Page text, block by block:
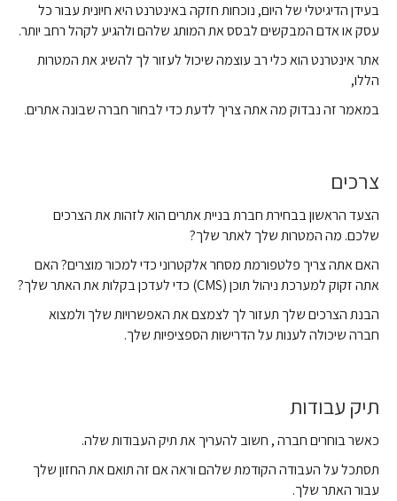
בעידן הדיגיטלי של היום, נוכחות חזקה באינטרנט היא חיונית עבור כל
עסק או אדם המבקשים לבסס את המותג שלהם ולהגיע לקהל רחב יותר.
אתר אינטרנט הוא כלי רב עוצמה שיכול לעזור לך להשיג את המטרות
הללו,
במאמר זה נבדוק מה אתה צריך לדעת כדי לבחור חברה שבונה אתרים.
צרכים
הצעד הראשון בבחירת חברת בניית אתרים הוא לזהות את הצרכים
שלכם. מה המטרות שלך לאתר שלך?
האם אתה צריך פלטפורמת מסחר אלקטרוני כדי למכור מוצרים? האם
אתה זקוק למערכת ניהול תוכן (CMS) כדי לעדכן בקלות את האתר שלך?
הבנת הצרכים שלך תעזור לך לצמצם את האפשרויות שלך ולמצוא
חברה שיכולה לענות על הדרישות הספציפיות שלך.
תיק עבודות
כאשר בוחרים חברה , חשוב להעריך את תיק העבודות שלה.
תסתכל על העבודה הקודמת שלהם וראה אם זה תואם את החזון שלך
עבור האתר שלך.